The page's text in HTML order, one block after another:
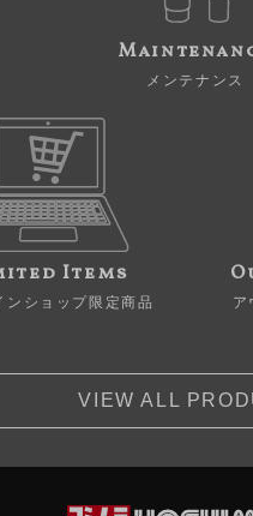
メンテナンス
Items
ンショップ限定商品 ア
VIEW ALL